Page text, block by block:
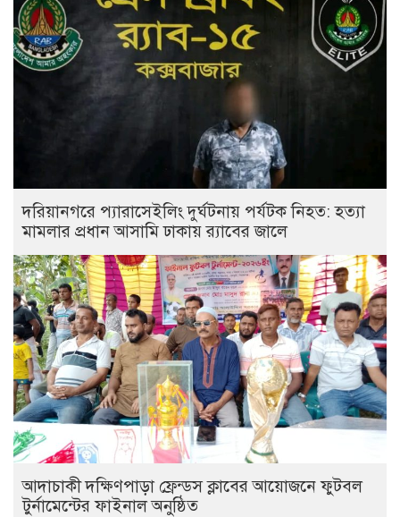
দরিয়ানগরে প্যারাসেইলিং দুর্ঘটনায় পর্যটক নিহত: হত্যা
মামলার প্রধান আসামি ঢাকায় র‌্যাবের জালে
আদাচাকী দক্ষিণপাড়া ফ্রেন্ডস ক্লাবের আয়োজনে ফুটবল
টুর্নামেন্টের ফাইনাল অনুষ্ঠিত